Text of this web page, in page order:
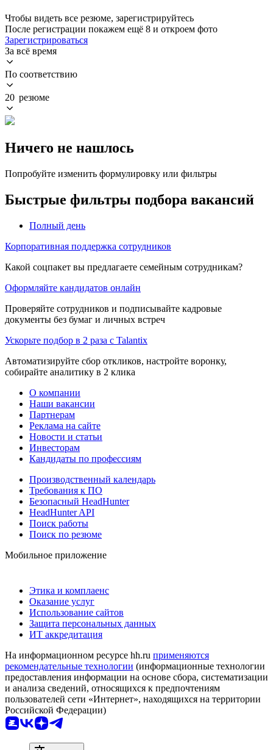
Чтобы видеть все резюме, зарегистрируйтесь
После регистрации покажем ещё 8 и откроем фото
Зарегистрироваться
За всё время
По соответствию
20 резюме
Ничего не нашлось
Попробуйте изменить формулировку или фильтры
Быстрые фильтры подбора вакансий
Полный день
Корпоративная поддержка сотрудников
Какой соцпакет вы предлагаете семейным сотрудникам?
Оформляйте кандидатов онлайн
Проверяйте сотрудников и подписывайте кадровые
документы без бумаг и личных встреч
Ускорьте подбор в 2 раза с Talantix
Автоматизируйте сбор откликов, настройте воронку,
собирайте аналитику в 2 клика
О компании
Наши вакансии
Партнерам
Реклама на сайте
Новости и статьи
Инвесторам
Кандидаты по профессиям
Производственный календарь
Требования к ПО
Безопасный HeadHunter
HeadHunter API
Поиск работы
Поиск по резюме
Мобильное приложение
Этика и комплаенс
Оказание услуг
Использование сайтов
Защита персональных данных
ИТ аккредитация
На информационном ресурсе hh.ru применяются
рекомендательные технологии (информационные технологии
предоставления информации на основе сбора, систематизации
и анализа сведений, относящихся к предпочтениям
пользователей сети «Интернет», находящихся на территории
Российской Федерации)